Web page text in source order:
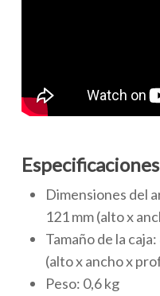
Dimensiones del
121 mm (alto x
Tamaño de la
(alto x ancho x
Peso: 0,6 kg